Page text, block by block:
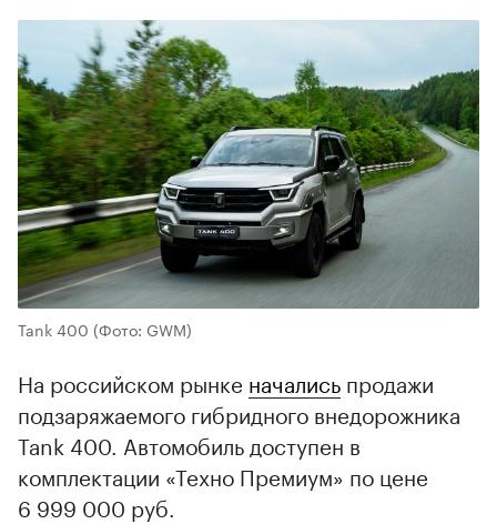
Tank 400 (Фото: GWM)
На российском рынке начались продажи
подзаряжаемого гибридного внедорожника
Tank 400. Автомобиль доступен в
комплектации «Техно Премиум» по цене
6 999 000 руб.